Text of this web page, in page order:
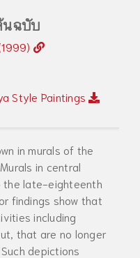
นฉบับ
Style Paintings
in murals of the
in central
the late-eighteenth
findings show that
including
that are no longer
depictions